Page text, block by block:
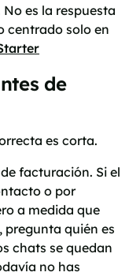
es la respuesta
centrado solo en
de
es corta.
facturación. Si el
o por
a medida que
pregunta quién es
chats se quedan
no has